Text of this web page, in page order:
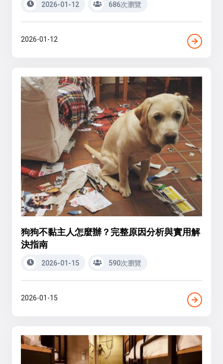
2026-01-12 686次瀏覽
2026-01-12
狗狗不黏主人怎麼辦？完整原因分析與實用解
決指南
2026-01-15 590次瀏覽
2026-01-15